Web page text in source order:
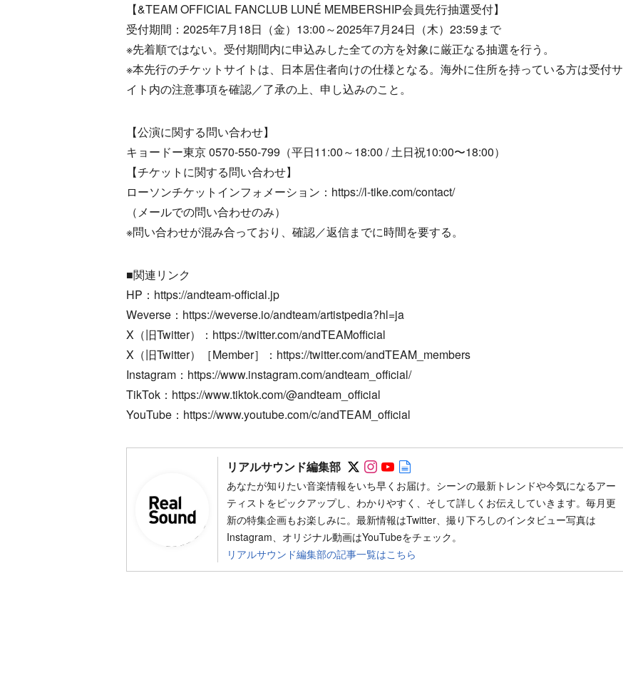
【&TEAM OFFICIAL FANCLUB LUNÉ MEMBERSHIP会員先行抽選受付】
受付期間：2025年7月18日（金）13:00～2025年7月24日（木）23:59まで
※先着順ではない。受付期間内に申込みした全ての方を対象に厳正なる抽選を行う。
※本先行のチケットサイトは、日本居住者向けの仕様となる。海外に住所を持っている方は受付サ
イト内の注意事項を確認／了承の上、申し込みのこと。
【公演に関する問い合わせ】
キョードー東京 0570-550-799（平日11:00～18:00 / 土日祝10:00〜18:00）
【チケットに関する問い合わせ】
ローソンチケットインフォメーション：https://l-tike.com/contact/
（メールでの問い合わせのみ）
※問い合わせが混み合っており、確認／返信までに時間を要する。
■関連リンク
HP：https://andteam-official.jp
Weverse：https://weverse.io/andteam/artistpedia?hl=ja
X（旧Twitter）：https://twitter.com/andTEAMofficial
X（旧Twitter）［Member］：https://twitter.com/andTEAM_members
Instagram：https://www.instagram.com/andteam_official/
TikTok：https://www.tiktok.com/@andteam_official
YouTube：https://www.youtube.com/c/andTEAM_official
リアルサウンド編集部 Follow on SNS
Follow on SNS
Follow on SNS
あなたが知りたい音楽情報をいち早くお届け。シーンの最新トレンドや今気になるアー
ティストをピックアップし、わかりやすく、そして詳しくお伝えしていきます。毎月更
新の特集企画もお楽しみに。最新情報はTwitter、撮り下ろしのインタビュー写真は
Instagram、オリジナル動画はYouTubeをチェック。
リアルサウンド編集部の記事一覧はこちら